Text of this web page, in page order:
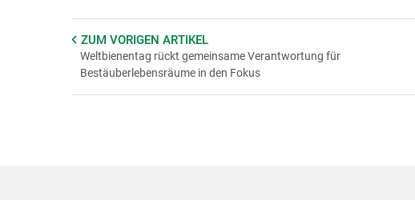
ZUM VORIGEN ARTIKEL
Weltbienentag rückt gemeinsame Verantwortung für
Bestäuberlebensräume in den Fokus